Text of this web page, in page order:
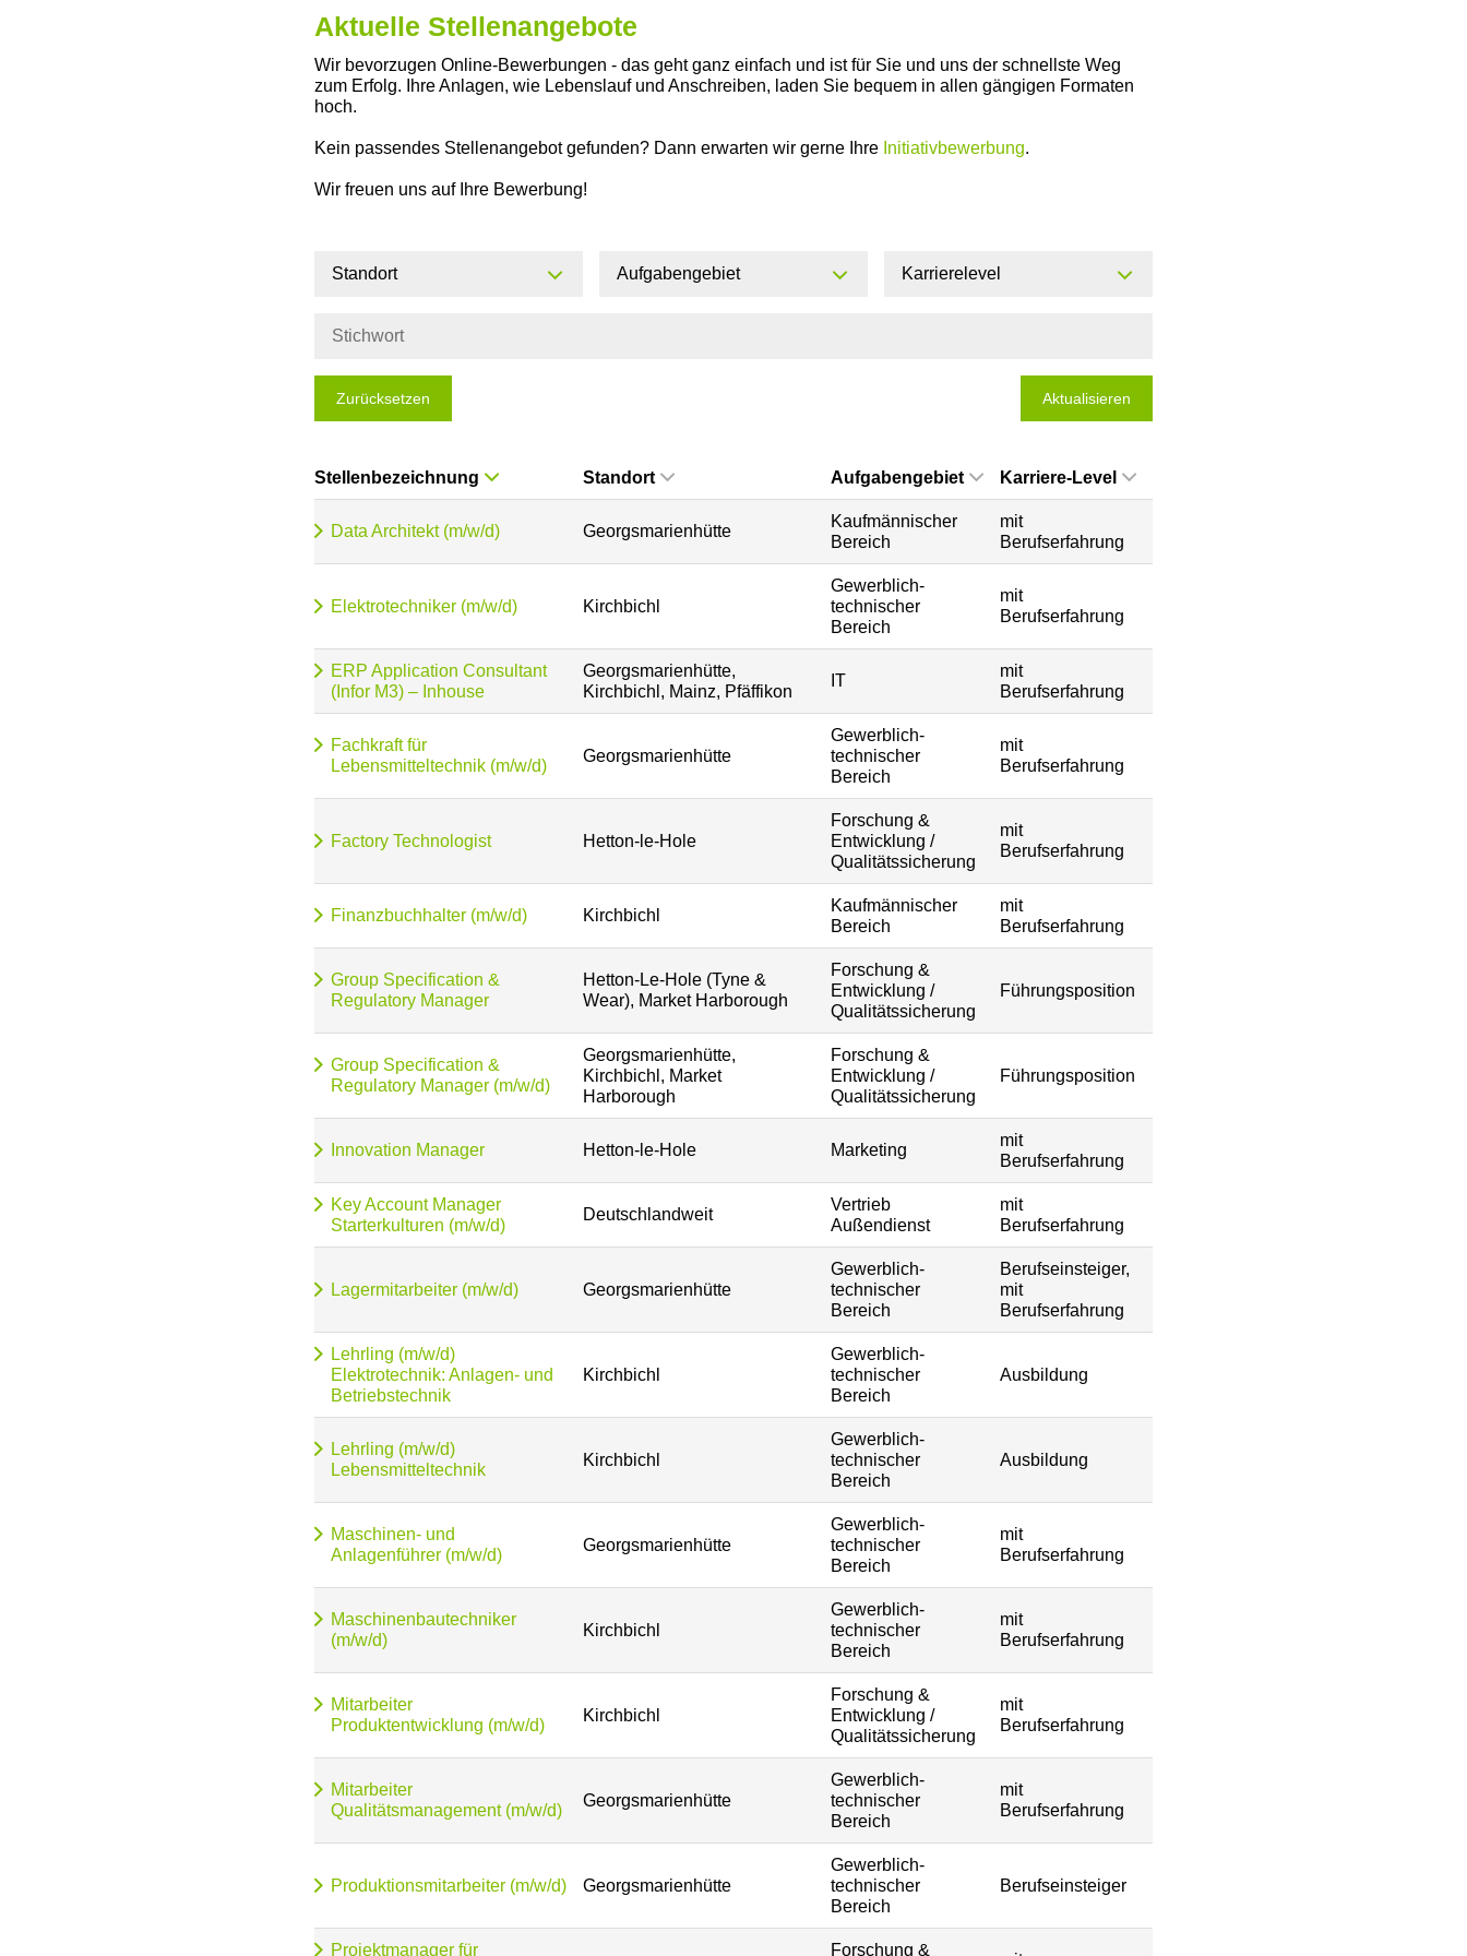
Aktuelle Stellenangebote
Wir bevorzugen Online-Bewerbungen - das geht ganz einfach und ist für Sie und uns der schnellste Weg
zum Erfolg. Ihre Anlagen, wie Lebenslauf und Anschreiben, laden Sie bequem in allen gängigen Formaten
hoch.
Kein passendes Stellenangebot gefunden? Dann erwarten wir gerne Ihre Initiativbewerbung.
Wir freuen uns auf Ihre Bewerbung!
Standort Aufgabengebiet Karrierelevel
Zurücksetzen Aktualisieren
Stellenbezeichnung Standort Aufgabengebiet Karriere-Level
Data Architekt (m/w/d) Georgsmarienhütte
Kaufmännischer
Bereich
mit
Berufserfahrung
Elektrotechniker (m/w/d) Kirchbichl
Gewerblich-
technischer
Bereich
mit
Berufserfahrung
ERP Application Consultant
(Infor M3) – Inhouse
Georgsmarienhütte,
Kirchbichl, Mainz, Pfäffikon
IT
mit
Berufserfahrung
Fachkraft für
Lebensmitteltechnik (m/w/d)
Georgsmarienhütte
Gewerblich-
technischer
Bereich
mit
Berufserfahrung
Factory Technologist Hetton-le-Hole
Forschung &
Entwicklung /
Qualitätssicherung
mit
Berufserfahrung
Finanzbuchhalter (m/w/d) Kirchbichl
Kaufmännischer
Bereich
mit
Berufserfahrung
Group Specification &
Regulatory Manager
Hetton-Le-Hole (Tyne &
Wear), Market Harborough
Forschung &
Entwicklung /
Qualitätssicherung
Führungsposition
Group Specification &
Regulatory Manager (m/w/d)
Georgsmarienhütte,
Kirchbichl, Market
Harborough
Forschung &
Entwicklung /
Qualitätssicherung
Führungsposition
Innovation Manager Hetton-le-Hole Marketing
mit
Berufserfahrung
Key Account Manager
Starterkulturen (m/w/d)
Deutschlandweit
Vertrieb
Außendienst
mit
Berufserfahrung
Lagermitarbeiter (m/w/d) Georgsmarienhütte
Gewerblich-
technischer
Bereich
Berufseinsteiger,
mit
Berufserfahrung
Lehrling (m/w/d)
Elektrotechnik: Anlagen- und
Betriebstechnik
Kirchbichl
Gewerblich-
technischer
Bereich
Ausbildung
Lehrling (m/w/d)
Lebensmitteltechnik
Kirchbichl
Gewerblich-
technischer
Bereich
Ausbildung
Maschinen- und
Anlagenführer (m/w/d)
Georgsmarienhütte
Gewerblich-
technischer
Bereich
mit
Berufserfahrung
Maschinenbautechniker
(m/w/d)
Kirchbichl
Gewerblich-
technischer
Bereich
mit
Berufserfahrung
Mitarbeiter
Produktentwicklung (m/w/d)
Kirchbichl
Forschung &
Entwicklung /
Qualitätssicherung
mit
Berufserfahrung
Mitarbeiter
Qualitätsmanagement (m/w/d)
Georgsmarienhütte
Gewerblich-
technischer
Bereich
mit
Berufserfahrung
Produktionsmitarbeiter (m/w/d) Georgsmarienhütte
Gewerblich-
technischer
Bereich
Berufseinsteiger
Projektmanager für Forschung &